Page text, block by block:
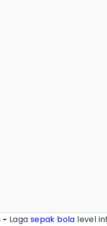
- Laga sepak bola level